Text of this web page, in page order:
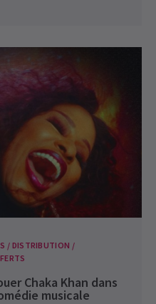
/ DISTRIBUTION /
Chaka Khan dans
musicale